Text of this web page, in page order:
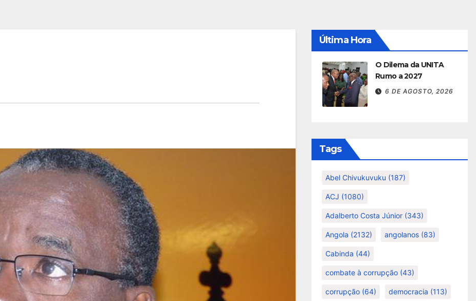
Última Hora
O Dilema da UNITA
Rumo a 2027
6 DE AGOSTO, 2026
Tags
Abel Chivukuvuku (187)
ACJ (1080)
Adalberto Costa Júnior (343)
Angola (2132) angolanos (83)
Cabinda (44)
combate à corrupção (43)
corrupção (64) democracia (113)